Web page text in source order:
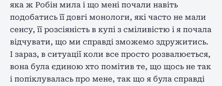
яка ж Робін мила і що мені почали навіть
подобатись її довгі монологи, які часто не мали
сенсу, її розсіяність в купі з сміливістю і я почала
відчувати, що ми справді зможемо здружитись.
І зараз, в ситуації коли все просто розвалюється,
вона була єдиною хто помітив те, що щось не так
і попіклувалась про мене, так що я була справді